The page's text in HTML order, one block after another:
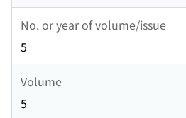
No. or year of volume/issue
5
Volume
5